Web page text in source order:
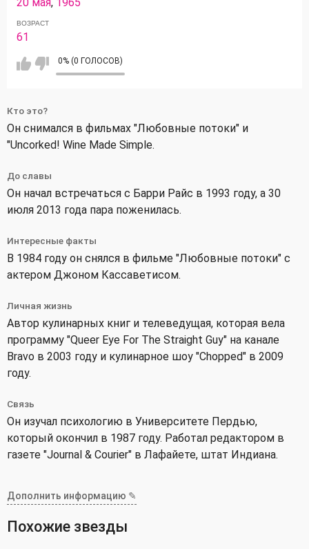
ВОЗРАСТ
61
0% (0 ГОЛОСОВ)
Кто это?
Он снимался в фильмах "Любовные потоки" и
"Uncorked! Wine Made Simple.
До славы
Он начал встречаться с Барри Райс в 1993 году, а 30
июля 2013 года пара поженилась.
Интересные факты
В 1984 году он снялся в фильме "Любовные потоки" с
актером Джоном Кассаветисом.
Личная жизнь
Автор кулинарных книг и телеведущая, которая вела
программу "Queer Eye For The Straight Guy" на канале
Bravo в 2003 году и кулинарное шоу "Chopped" в 2009
году.
Связь
Он изучал психологию в Университете Пердью,
который окончил в 1987 году. Работал редактором в
газете "Journal & Courier" в Лафайете, штат Индиана.
Дополнить информацию ✎
Похожие звезды